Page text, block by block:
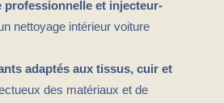
professionnelle et injecteur-
nettoyage intérieur voiture
adaptés aux tissus, cuir et
des matériaux et de